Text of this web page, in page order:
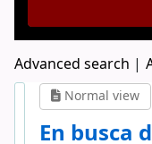
Advanced search
Normal view
En busca